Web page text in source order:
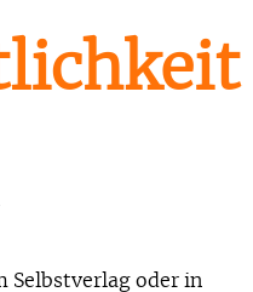
Selbstverlag oder in